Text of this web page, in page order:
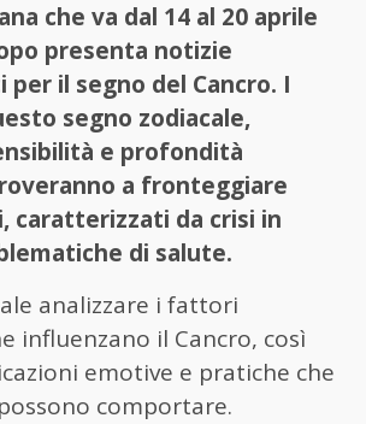
che va dal 14 al 20 aprile
presenta notizie
per il segno del Cancro. I
segno zodiacale,
e profondità
a fronteggiare
caratterizzati da crisi in
di salute.
analizzare i fattori
influenzano il Cancro, così
emotive e pratiche che
comportare.